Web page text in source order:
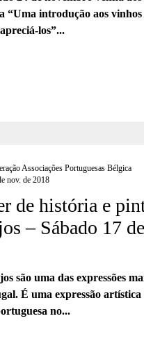
“Uma introdução aos vinhos
los”...
de história e
– Sábado 17
são uma das expressões
É uma expressão
no...
Associações Portuguesas Bélgica
nov. de 2018